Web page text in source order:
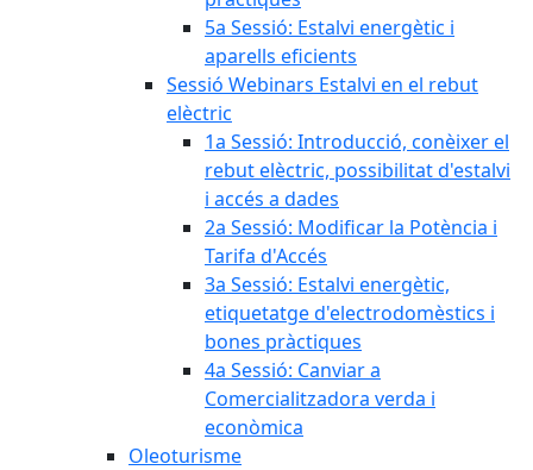
5a Sessió: Estalvi energètic i
aparells eficients
Sessió Webinars Estalvi en el rebut
elèctric
1a Sessió: Introducció, conèixer el
rebut elèctric, possibilitat d'estalvi
i accés a dades
2a Sessió: Modificar la Potència i
Tarifa d'Accés
3a Sessió: Estalvi energètic,
etiquetatge d'electrodomèstics i
bones pràctiques
4a Sessió: Canviar a
Comercialitzadora verda i
econòmica
Oleoturisme